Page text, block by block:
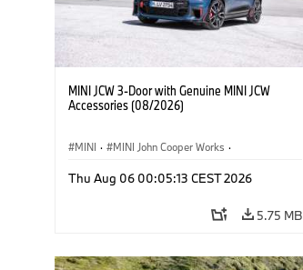
MINI JCW 3-Door with Genuine MINI JCW
Accessories (08/2026)
MINI · MINI John Cooper Works ·
Optional Extras, Accessories
Thu Aug 06 00:05:13 CEST 2026
5.75 MB